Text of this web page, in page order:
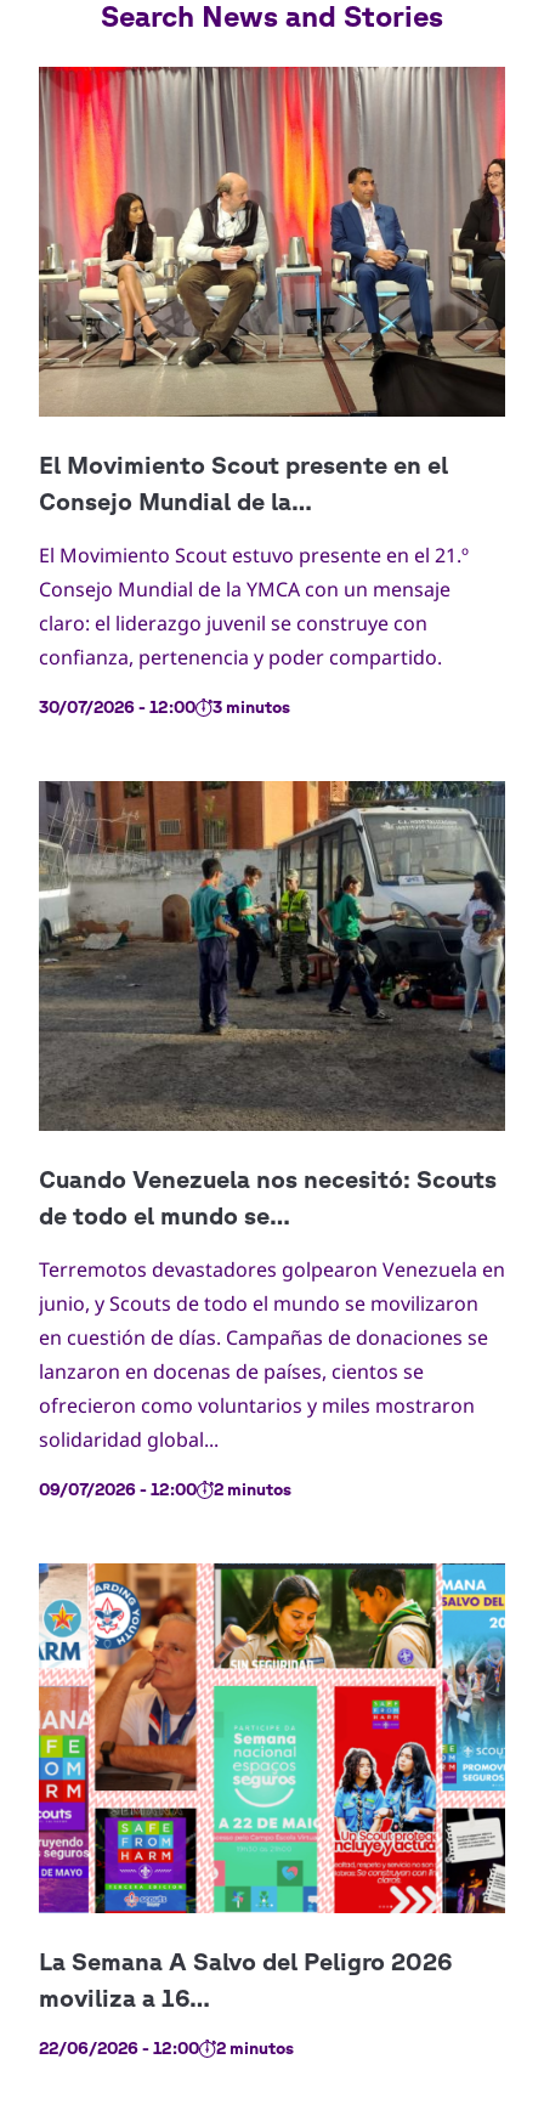
Search News and Stories
El Movimiento Scout estuvo presente en el 21.º
Consejo Mundial de la YMCA con un mensaje
claro: el liderazgo juvenil se construye con
confianza, pertenencia y poder compartido.
30/07/2026 - 12:00 3 minutos
Terremotos devastadores golpearon Venezuela en
junio, y Scouts de todo el mundo se movilizaron
en cuestión de días. Campañas de donaciones se
lanzaron en docenas de países, cientos se
ofrecieron como voluntarios y miles mostraron
solidaridad global...
09/07/2026 - 12:00 2 minutos
22/06/2026 - 12:00 2 minutos